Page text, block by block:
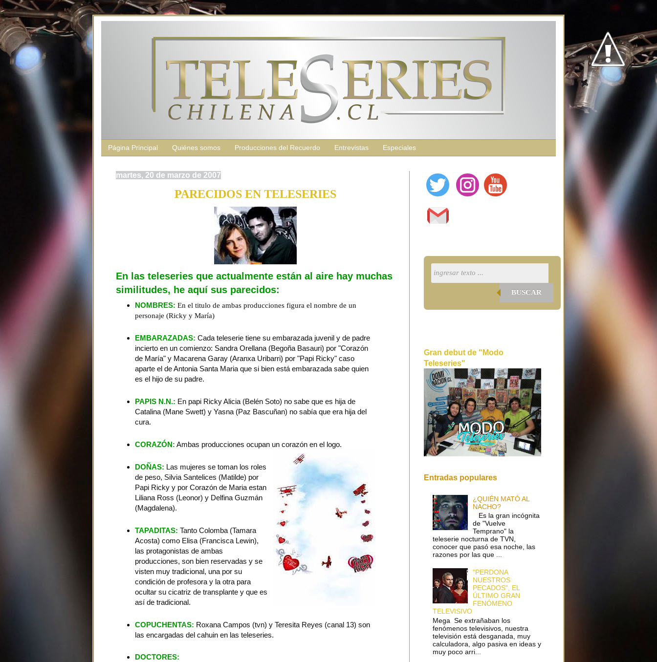
Página Principal Quiénes somos Producciones del Recuerdo Entrevistas Especiales
martes, 20 de marzo de 2007
PARECIDOS EN TELESERIES
En las teleseries que actualmente están al aire hay muchas
similitudes, he aquí sus parecidos:
NOMBRES: En el titulo de ambas producciones figura el nombre de un
personaje (Ricky y María)
EMBARAZADAS: Cada teleserie tiene su embarazada juvenil y de padre
incierto en un comienzo: Sandra Orellana (Begoña Basauri) por "Corazón
de María" y Macarena Garay (Aranxa Uribarri) por "Papi Ricky" caso
aparte el de Antonia Santa Maria que si bien está embarazada sabe quien
es el hijo de su padre.
PAPIS N.N.: En papi Ricky Alicia (Belén Soto) no sabe que es hija de
Catalina (Mane Swett) y Yasna (Paz Bascuñan) no sabía que era hija del
cura.
CORAZÓN: Ambas producciones ocupan un corazón en el logo.
DOÑAS: Las mujeres se toman los roles
de peso, Silvia Santelices (Matilde) por
Papi Ricky y por Corazón de Maria estan
Liliana Ross (Leonor) y Delfina Guzmán
(Magdalena).
TAPADITAS: Tanto Colomba (Tamara
Acosta) como Elisa (Francisca Lewin),
las protagonistas de ambas
producciones, son bien reservadas y se
visten muy tradicional, una por su
condición de profesora y la otra para
ocultar su cicatriz de transplante y que es
así de tradicional.
COPUCHENTAS: Roxana Campos (tvn) y Teresita Reyes (canal 13) son
las encargadas del cahuin en las teleseries.
DOCTORES:
BUSCAR
Gran debut de "Modo
Teleseries"
Entradas populares
¿QUIÉN MATÓ AL
NACHO?
Es la gran incógnita
de "Vuelve
Temprano" la
teleserie nocturna de TVN,
conocer que pasó esa noche, las
razones por las que ...
"PERDONA
NUESTROS
PECADOS", EL
ÚLTIMO GRAN
FENÓMENO
TELEVISIVO
Mega Se extrañaban los
fenómenos televisivos, nuestra
televisión está desganada, muy
calculadora, algo pasiva en ideas y
muy poco arri...